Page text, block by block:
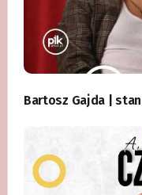
Bartosz Gajda |